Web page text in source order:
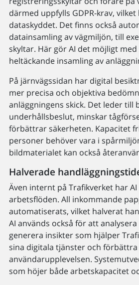
därmed uppfylls GDPR-krav,
dataskyddet. Det finns också
datainsamling av vägmiljön, till
skyltar. Här gör AI det möjligt
heltäckande insamling av
På järnvägssidan har digital
mer precisa och objektiva
anläggningens skick. Det leder till
underhållsbeslut, minskar
förbättrar säkerheten. Kapacitet
personer behöver vara i
bildmaterialet kan också
Halverade
Även internt på Trafikverket har
arbetsflöden. All inkommande
automatiserats, vilket halverat
AI används också för att
generera insikter som hjälper
sina digitala tjänster och förbättra
användarupplevelsen.
som höjer både arbetskapacitet